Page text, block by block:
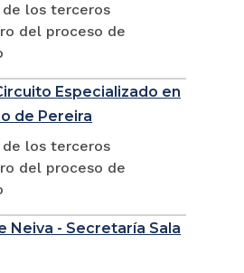
los terceros
del proceso de
Especializado en
de Pereira
los terceros
del proceso de
Neiva - Secretaría Sala